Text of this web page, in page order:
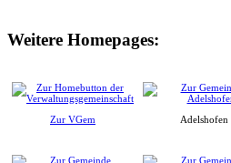
Weitere Homepages:
Zur VGem Adelshofen